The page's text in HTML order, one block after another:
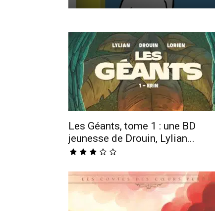
Les Géants, tome 1 : une BD
jeunesse de Drouin, Lylian...